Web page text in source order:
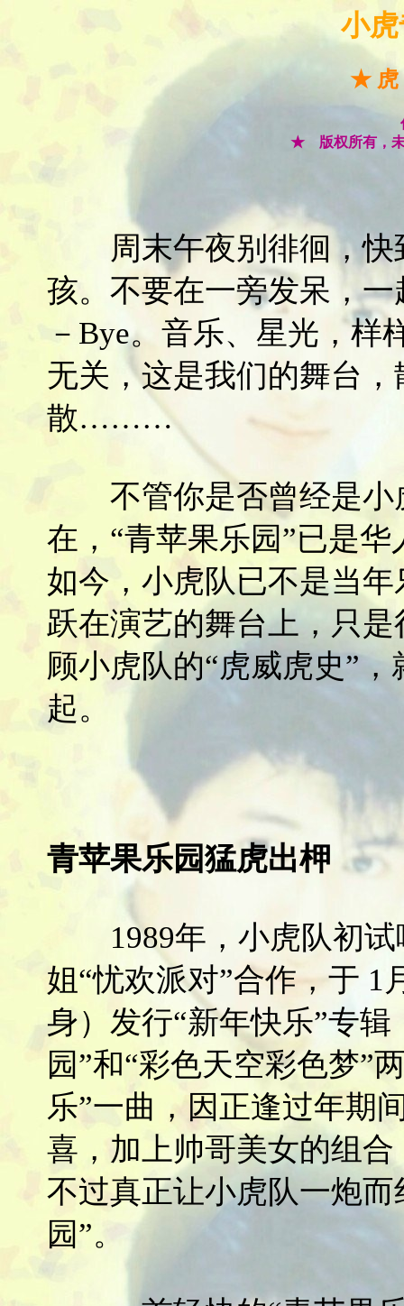
小
★ 虎
★ 版权所有，
周末午夜别徘徊，快
孩。不要在一旁发呆，
－Bye。音乐、星光，样
无关，这是我们的舞台
散………
不管你是否曾经是小
在，“青苹果乐园”已是
如今，小虎队已不是当
跃在演艺的舞台上，只
顾小虎队的“虎威虎史”
起。
青苹果乐园猛虎出柙
1989年，小虎队初试
姐“忧欢派对”合作，于 1
身）发行“新年快乐”专
园”和“彩色天空彩色梦”
乐”一曲，因正逢过年期
喜，加上帅哥美女的组
不过真正让小虎队一炮
园”。